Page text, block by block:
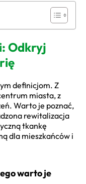
Odkryj
definicjom. Z
miasta, z
Warto je poznać,
rewitalizacja
tkankę
dla mieszkańców i
warto je